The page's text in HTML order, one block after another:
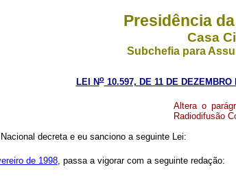
Presidência
Casa
Subchefia para
LEI No10.597, DE 11 DE DEZEMBRO
Altera o
Radiodifusão
decreta e eu sanciono a seguinte Lei:
de 1998, passa a vigorar com a seguinte redação: